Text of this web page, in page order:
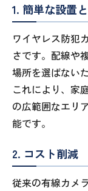
1. 簡単な設置
ワイヤレス防犯
さです。配線や
場所を選ばない
これにより、家
の広範囲なエリ
能です。
2. コスト削減
従来の有線カメ